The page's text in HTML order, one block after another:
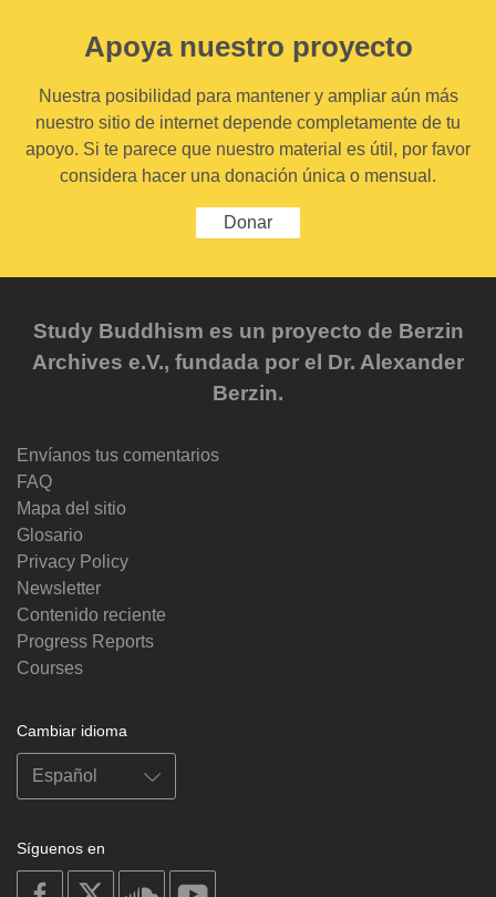
Apoya nuestro proyecto
Nuestra posibilidad para mantener y ampliar aún más
nuestro sitio de internet depende completamente de tu
apoyo. Si te parece que nuestro material es útil, por favor
considera hacer una donación única o mensual.
Donar
Study Buddhism es un proyecto de Berzin
Archives e.V., fundada por el Dr. Alexander
Berzin.
Envíanos tus comentarios
FAQ
Mapa del sitio
Glosario
Privacy Policy
Newsletter
Contenido reciente
Progress Reports
Courses
Cambiar idioma
Síguenos en
on